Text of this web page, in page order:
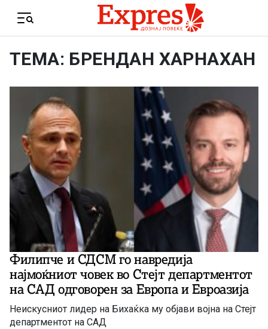
Menu
ТЕМА: БРЕНДАН ХАРНАХАН
Филипче и СДСМ го навредија
најмоќниот човек во Стејт департментот
на САД одговорен за Европа и Евроазија
Неискусниот лидер на Бихаќка му објави војна на Стејт
департментот на САД